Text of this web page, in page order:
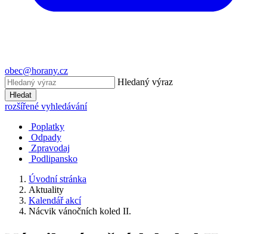
obec@horany.cz
Hledaný výraz
Hledat
rozšířené vyhledávání
Poplatky
Odpady
Zpravodaj
Podlipansko
Úvodní stránka
Aktuality
Kalendář akcí
Nácvik vánočních koled II.